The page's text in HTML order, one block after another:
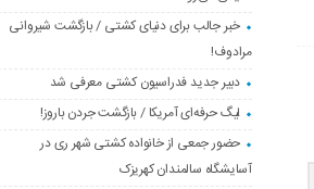
خبر جالب برای دنیای کشتی / بازگشت شیروانی
مرادوف!
دبیر جدید فدراسیون کشتی معرفی شد
لیگ حرفه‌ای آمریکا / بازگشت جردن باروز!
حضور جمعی از خانواده کشتی شهر ری در
آسایشگاه سالمندان کهریزک